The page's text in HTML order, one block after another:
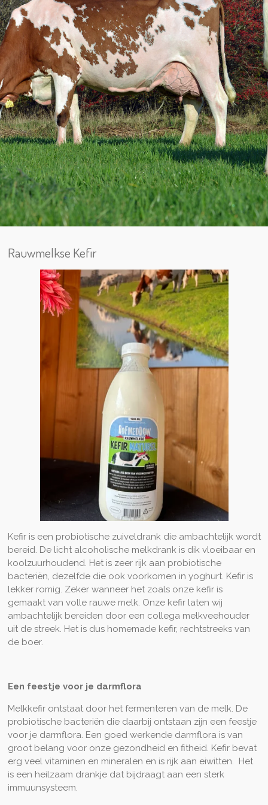
Rauwmelkse Kefir
Kefir is een probiotische zuiveldrank die ambachtelijk wordt
bereid. De licht alcoholische melkdrank is dik vloeibaar en
koolzuurhoudend. Het is zeer rijk aan probiotische
bacteriën, dezelfde die ook voorkomen in yoghurt. Kefir is
lekker romig. Zeker wanneer het zoals onze kefir is
gemaakt van volle rauwe melk. Onze kefir laten wij
ambachtelijk bereiden door een collega melkveehouder
uit de streek. Het is dus homemade kefir, rechtstreeks van
de boer.
Een feestje voor je darmflora
Melkkefir ontstaat door het fermenteren van de melk. De
probiotische bacteriën die daarbij ontstaan zijn een feestje
voor je darmflora. Een goed werkende darmflora is van
groot belang voor onze gezondheid en fitheid. Kefir bevat
erg veel vitaminen en mineralen en is rijk aan eiwitten. Het
is een heilzaam drankje dat bijdraagt aan een sterk
immuunsysteem.